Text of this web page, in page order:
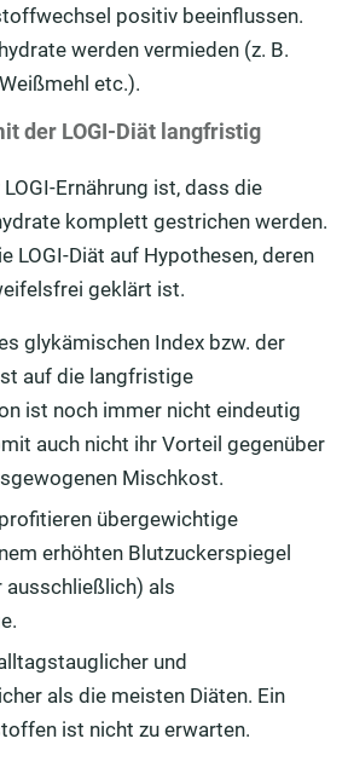
positiv beeinflussen.
werden vermieden (z. B.
etc.).
der LOGI-Diät langfristig
Ernährung ist, dass die
komplett gestrichen werden.
LOGI-Diät auf Hypothesen, deren
geklärt ist.
glykämischen Index bzw. der
auf die langfristige
ist noch immer nicht eindeutig
auch nicht ihr Vorteil gegenüber
Mischkost.
übergewichtige
erhöhten Blutzuckerspiegel
als
und
als die meisten Diäten. Ein
ist nicht zu erwarten.